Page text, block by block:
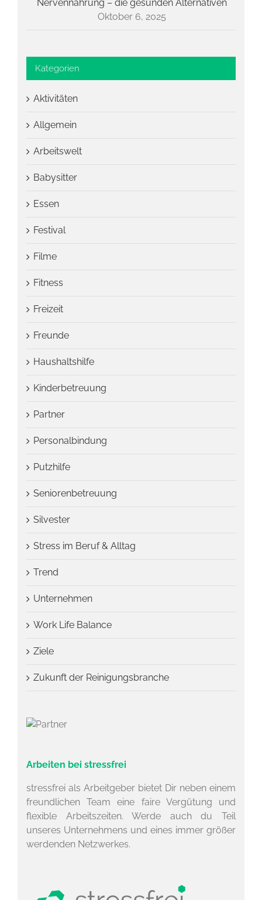
Nervennahrung – die gesunden Alternativen
Oktober 6, 2025
Kategorien
Aktivitäten
Allgemein
Arbeitswelt
Babysitter
Essen
Festival
Filme
Fitness
Freizeit
Freunde
Haushaltshilfe
Kinderbetreuung
Partner
Personalbindung
Putzhilfe
Seniorenbetreuung
Silvester
Stress im Beruf & Alltag
Trend
Unternehmen
Work Life Balance
Ziele
Zukunft der Reinigungsbranche
Arbeiten bei stressfrei
stressfrei als Arbeitgeber bietet Dir neben einem
freundlichen Team eine faire Vergütung und
flexible Arbeitszeiten. Werde auch du Teil
unseres Unternehmens und eines immer größer
werdenden Netzwerkes.